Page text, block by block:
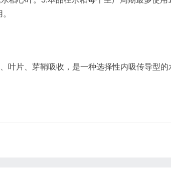
叶片、芽鞘吸收，是一种选择性内吸传导型的